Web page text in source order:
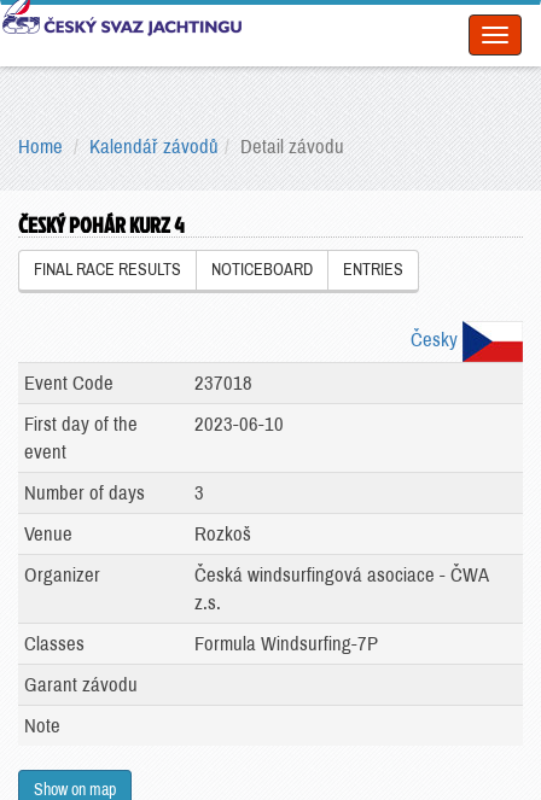
Home Kalendář závodů Detail závodu
ČESKÝ POHÁR KURZ 4
FINAL RACE RESULTS NOTICEBOARD ENTRIES
Česky
Event Code
237018
First day of the
event
2023-06-10
Number of days
3
Venue
Rozkoš
Organizer
Česká windsurfingová asociace - ČWA
z.s.
Classes
Formula Windsurfing-7P
Garant závodu
Note
Show on map